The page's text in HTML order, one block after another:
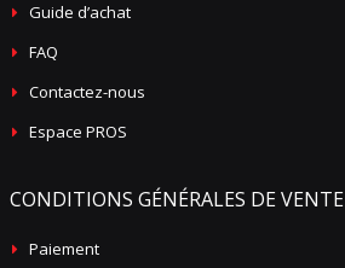
Guide d’achat
FAQ
Contactez-nous
Espace PROS
CONDITIONS GÉNÉRALES DE VENTE
Paiement